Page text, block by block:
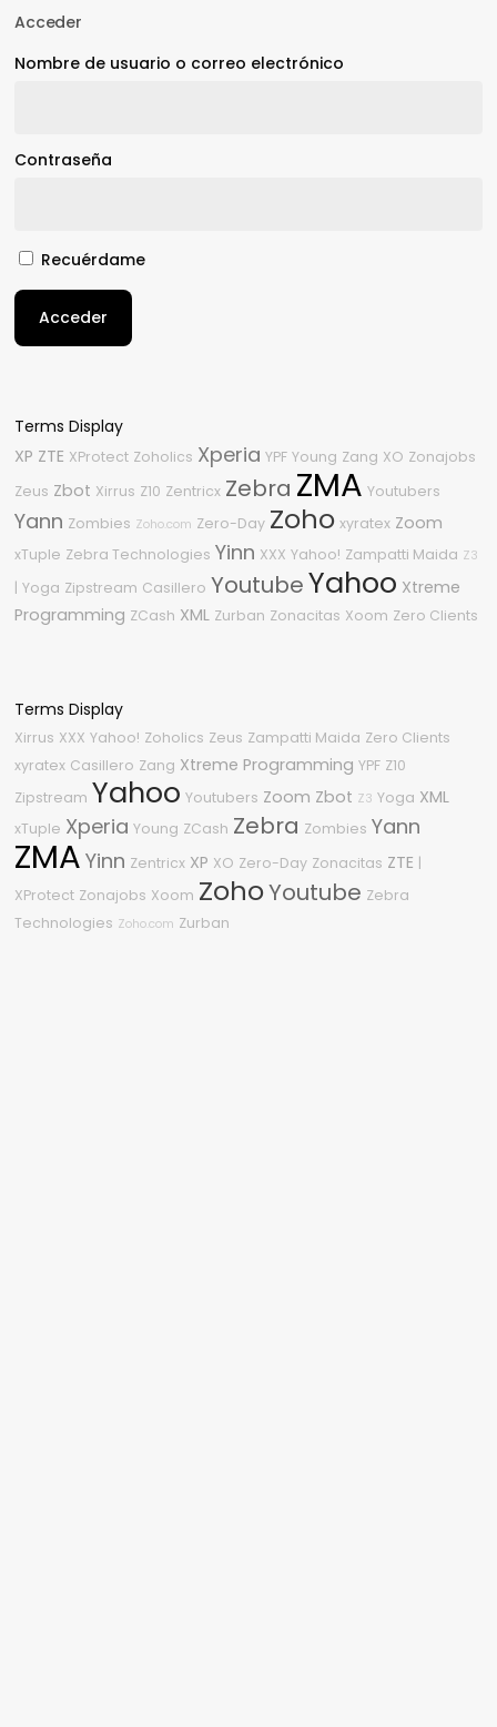
Acceder
Nombre de usuario o correo electrónico
Contraseña
Recuérdame
Acceder
Terms Display
XP ZTE XProtect Zoholics Xperia YPF Young Zang XO Zonajobs
Zeus Zbot Xirrus Z10 Zentricx Zebra ZMA Youtubers
Yann Zombies Zoho.com Zero-Day Zoho xyratex Zoom
xTuple Zebra Technologies Yinn XXX Yahoo! Zampatti Maida Z3
| Yoga Zipstream Casillero YoutubeYahoo Xtreme
Programming ZCash XML Zurban Zonacitas Xoom Zero Clients
Terms Display
Xirrus XXX Yahoo! Zoholics Zeus Zampatti Maida Zero Clients
xyratex Casillero Zang Xtreme Programming YPF Z10
Zipstream Yahoo Youtubers Zoom Zbot Z3 Yoga XML
xTuple Xperia Young ZCash Zebra Zombies Yann
ZMA Yinn Zentricx XP XO Zero-Day Zonacitas ZTE |
XProtect Zonajobs Xoom ZohoYoutube Zebra
Technologies Zoho.com Zurban